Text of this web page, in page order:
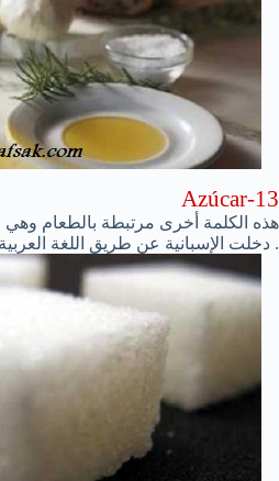
Azúcar-13
هذه الكلمة أخرى مرتبطة بالطعام وهي
. دخلت الإسبانية عن طريق اللغة